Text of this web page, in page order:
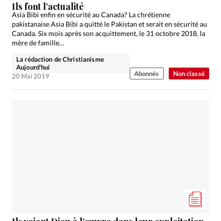
Non classé
Ils font l’actualité
Asia Bibi enfin en sécurité au Canada? La chrétienne
pakistanaise Asia Bibi a quitté le Pakistan et serait en sécurité au
Canada. Six mois après son acquittement, le 31 octobre 2018, la
mère de famille…
La rédaction de Christianisme
Aujourd'hui
20 Mai 2019
Abonnés